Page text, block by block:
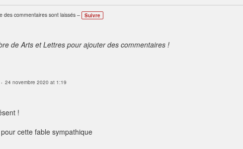
des commentaires sont laissés – Suivre
de Arts et Lettres pour ajouter des commentaires !
24 novembre 2020 at 1:19
!
cette fable sympathique